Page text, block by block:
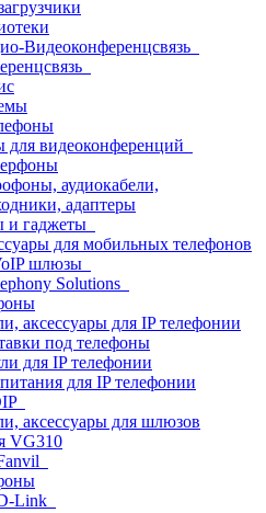
Видеоконференцсвязь
для видеоконференций
аудиокабели,
адаптеры
и гаджеты
для мобильных телефонов
шлюзы
Solutions
аксессуары для IP телефонии
под телефоны
для IP телефонии
для IP телефонии
аксессуары для шлюзов
VG310
Link